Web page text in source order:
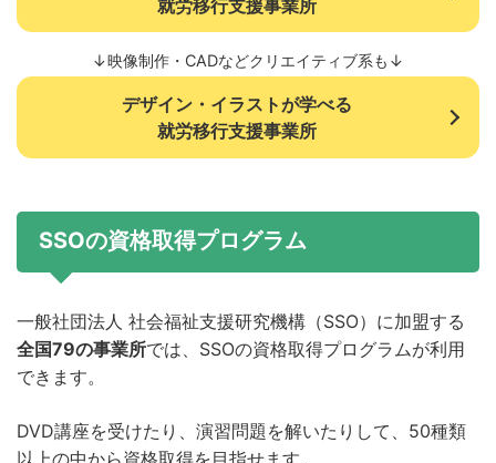
就労移行支援事業所
↓映像制作・CADなどクリエイティブ系も↓
デザイン・イラストが学べる
就労移行支援事業所
SSOの資格取得プログラム
一般社団法人 社会福祉支援研究機構（SSO）に加盟する
全国79の事業所では、SSOの資格取得プログラムが利用
できます。
DVD講座を受けたり、演習問題を解いたりして、50種類
以上の中から資格取得を目指せます。